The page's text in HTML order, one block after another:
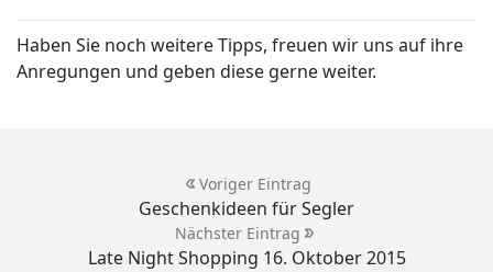
Haben Sie noch weitere Tipps, freuen wir uns auf ihre
Anregungen und geben diese gerne weiter.
Voriger Eintrag
Geschenkideen für Segler
Nächster Eintrag
Late Night Shopping 16. Oktober 2015